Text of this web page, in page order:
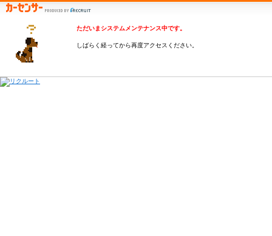
ただいまシステムメンテナンス中です。
しばらく経ってから再度アクセスください。